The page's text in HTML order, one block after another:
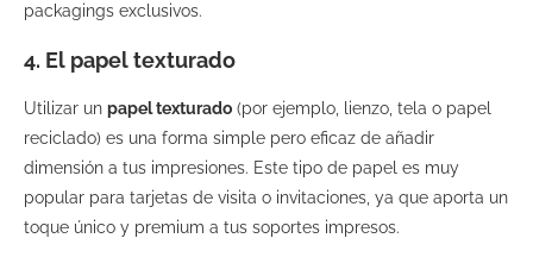
packagings exclusivos.
4. El papel texturado
Utilizar un papel texturado (por ejemplo, lienzo, tela o papel
reciclado) es una forma simple pero eficaz de añadir
dimensión a tus impresiones. Este tipo de papel es muy
popular para tarjetas de visita o invitaciones, ya que aporta un
toque único y premium a tus soportes impresos.